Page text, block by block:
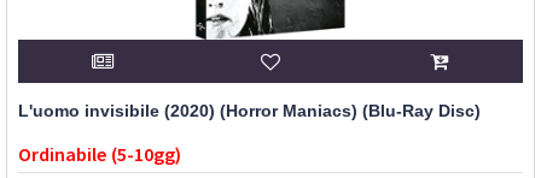
L'uomo invisibile (2020) (Horror Maniacs) (Blu-Ray Disc)
Ordinabile (5-10gg)